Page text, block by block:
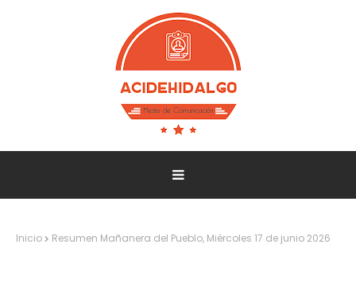
Inicio Resumen Mañanera del Pueblo, Miércoles 17 de junio 2026